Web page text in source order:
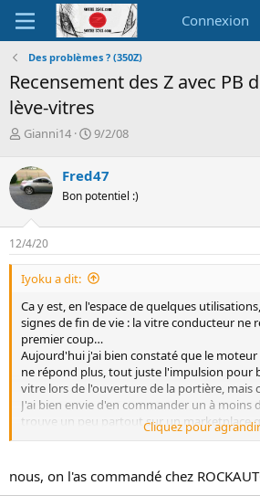
Connexion
Des problèmes ? (350Z)
Recensement des Z avec PB
lève-vitres
A
t
e
u
r
d
e
l
a
i
s
c
u
s
s
i
n
Gianni14
D
e
d
d
b
u
9/2/08
Fred47
Bon potentiel :)
12/4/20
Iyoku a dit:
Ca y est, en l'espace de quelques
signes de fin de vie : la vitre conducteur ne
premier coup…
Aujourd'hui j'ai bien constaté que le moteur
ne répond plus, tout juste l'impulsion pour
vitre lors de l'ouverture de la portière, mais
J'ai bien envie d'en commander un à moins
trouve un peu partout sur un marketplace
déjà démonter le panneau de porte et
pour l'ouverture de la portière, mais pas
classique de montée/descente de la vitre...
Cliquez pour
nous, on l'as commandé chez